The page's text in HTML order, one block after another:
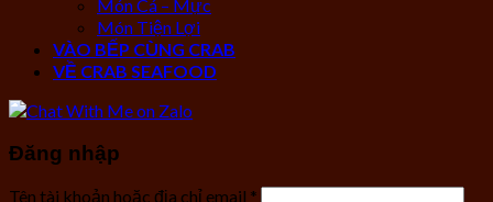
Món Cá – Mực
Món Tiện Lợi
VÀO BẾP CÙNG CRAB
VỀ CRAB SEAFOOD
Đăng nhập
Tên tài khoản hoặc địa chỉ email *